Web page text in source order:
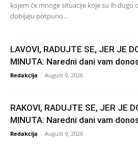
kojem će mnoge situacije koje su ih dugo
dobijaju potpuno...
LAVOVI, RADUJTE SE, JER JE
MINUTA: Naredni dani vam
Redakcija - August 9, 2026
RAKOVI, RADUJTE SE, JER JE
MINUTA: Naredni dani vam
Redakcija - August 9, 2026